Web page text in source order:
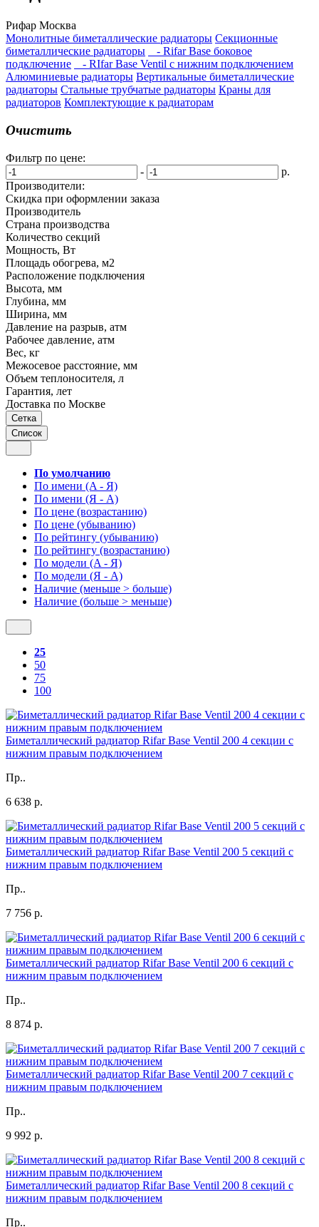
Рифар Москва
Монолитные биметаллические радиаторы Секционные
биметаллические радиаторы
- Rifar Base боковое
подключение
- RIfar Base Ventil с нижним подключением
Алюминиевые радиаторы Вертикальные биметаллические
радиаторы Стальные трубчатые радиаторы Краны для
радиаторов Комплектующие к радиаторам
Очистить
Фильтр по цене:
-
р.
Производители:
Скидка при оформлении заказа
Производитель
Страна производства
Количество секций
Мощность, Вт
Площадь обогрева, м2
Расположение подключения
Высота, мм
Глубина, мм
Ширина, мм
Давление на разрыв, атм
Рабочее давление, атм
Вес, кг
Межосевое расстояние, мм
Объем теплоносителя, л
Гарантия, лет
Доставка по Москве
Сетка
Список
По умолчанию
По имени (A - Я)
По имени (Я - A)
По цене (возрастанию)
По цене (убыванию)
По рейтингу (убыванию)
По рейтингу (возрастанию)
По модели (A - Я)
По модели (Я - A)
Наличие (меньше > больше)
Наличие (больше > меньше)
25
50
75
100
Биметаллический радиатор Rifar Base Ventil 200 4 секции с
нижним правым подключением
Пр..
6 638 р.
Биметаллический радиатор Rifar Base Ventil 200 5 секций с
нижним правым подключением
Пр..
7 756 р.
Биметаллический радиатор Rifar Base Ventil 200 6 секций с
нижним правым подключением
Пр..
8 874 р.
Биметаллический радиатор Rifar Base Ventil 200 7 секций с
нижним правым подключением
Пр..
9 992 р.
Биметаллический радиатор Rifar Base Ventil 200 8 секций с
нижним правым подключением
Пр..